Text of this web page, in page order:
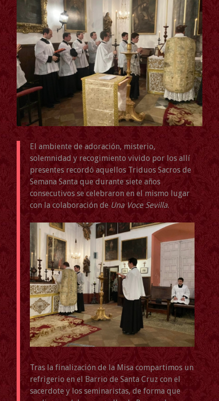
El ambiente de adoración, misterio,
solemnidad y recogimiento vivido por los allí
presentes recordó aquellos Triduos Sacros de
Semana Santa que durante siete años
consecutivos se celebraron en el mismo lugar
con la colaboración deUna Voce Sevilla.
Tras la finalización de la Misa compartimos un
refrigerio en el Barrio de Santa Cruz con el
sacerdote y los seminaristas, de forma que